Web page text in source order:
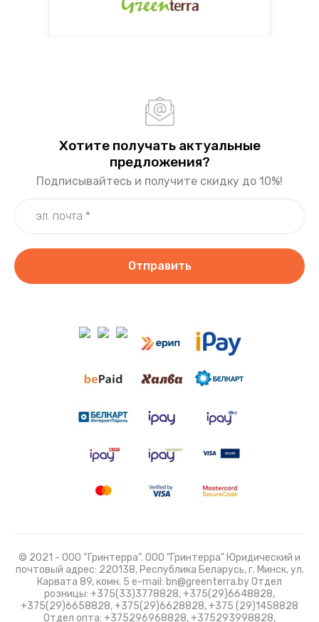
Хотите получать актуальные
предложения?
Подписывайтесь и получите скидку до 10%!
Отправить
© 2021 - ООО “Гринтерра”. ООО "Гринтерра" Юридический и
почтовый адрес: 220138, Республика Беларусь, г. Минск, ул.
Карвата 89, комн. 5 e-mail: bn@greenterra.by Отдел
розницы: +375(33)3778828, +375(29)6648828,
+375(29)6658828, +375(29)6628828, +375 (29)1458828
Отдел опта: +375296968828, +375293998828,